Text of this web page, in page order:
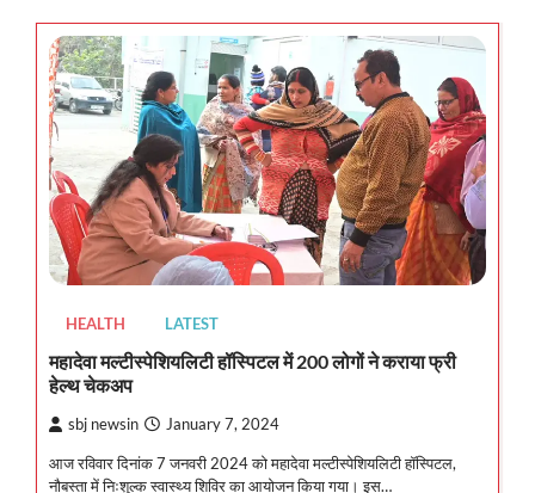
HEALTH LATEST
महादेवा मल्टीस्पेशियलिटी हॉस्पिटल में 200 लोगों ने कराया फ्री
हेल्थ चेकअप
sbj newsin January 7, 2024
आज रविवार दिनांक 7 जनवरी 2024 को महादेवा मल्टीस्पेशियलिटी हॉस्पिटल,
नौबस्ता में निःशुल्क स्वास्थ्य शिविर का आयोजन किया गया। इस…